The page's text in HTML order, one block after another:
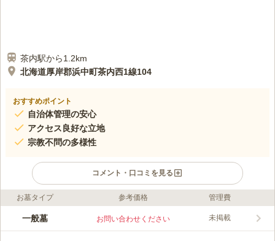
茶内駅から1.2km
北海道厚岸郡浜中町茶内西1線104
おすすめポイント
自治体管理の安心
アクセス良好な立地
宗教不問の多様性
コメント・口コミを見る
口コミ評価
この霊園はまだ誰からも評価されていません。
お墓タイプ 参考価格 管理費
一般墓 お問い合わせください 未掲載